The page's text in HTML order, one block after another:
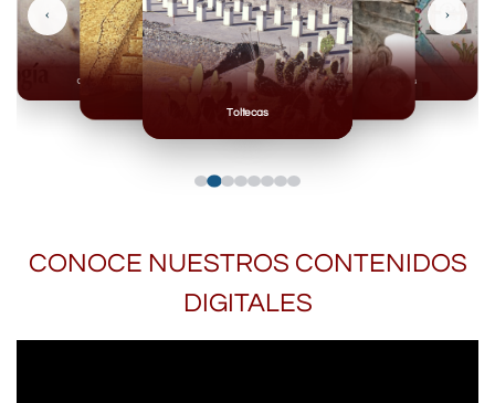
Toltecas
Mexicas
Olmecas
‹ ›
CONOCE NUESTROS CONTENIDOS
DIGITALES